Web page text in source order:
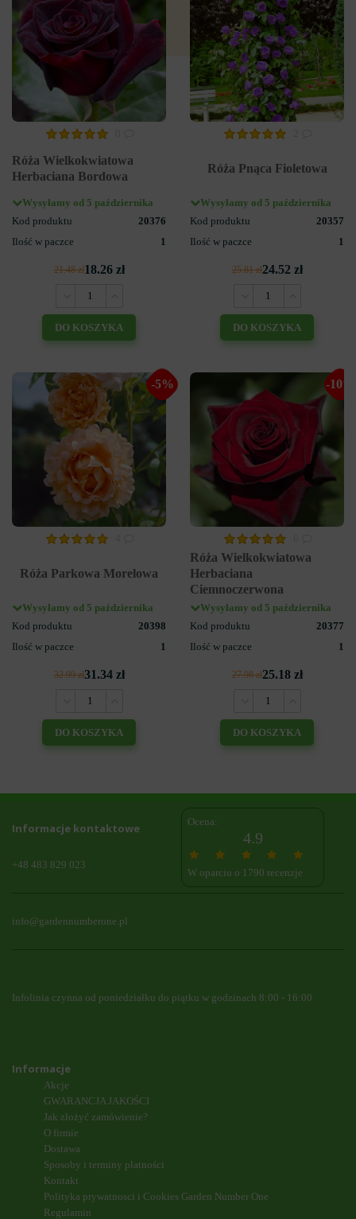
Róża Wielkokwiatowa
Herbaciana Bordowa
Wysyłamy od 5 października
Kod produktu
20376
Ilość w paczce
1
21.48 zł18.26 zł
DO KOSZYKA
Róża Pnąca Fioletowa
Wysyłamy od 5 października
Kod produktu
20357
Ilość w paczce
1
25.81 zł24.52 zł
DO KOSZYKA
-5%
Róża Parkowa Morelowa
Wysyłamy od 5 października
Kod produktu
20398
Ilość w paczce
1
32.99 zł31.34 zł
DO KOSZYKA
-10%
Róża Wielkokwiatowa
Herbaciana
Ciemnoczerwona
Wysyłamy od 5 października
Kod produktu
20377
Ilość w paczce
1
27.98 zł25.18 zł
DO KOSZYKA
Informacje kontaktowe
+48 483 829 023
Ocena:
4.9
W oparciu o 1790 recenzje
info@gardennumberone.pl
Infolinia czynna od poniedziałku do piątku w godzinach 8:00 - 16:00
Informacje
Akcje
GWARANCJA JAKOŚCI
Jak złożyć zamówienie?
O firmie
Dostawa
Sposoby i terminy płatności
Kontakt
Polityka prywatnosci i Cookies Garden Number One
Regulamin